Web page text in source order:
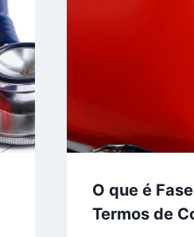
O que é
Termos de